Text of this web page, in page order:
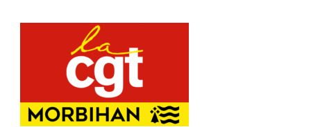
UD CGT 56